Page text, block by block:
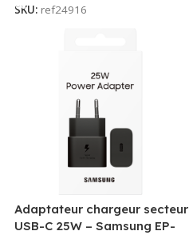
SKU: ref24916
Adaptateur chargeur secteur
USB-C 25W – Samsung EP-